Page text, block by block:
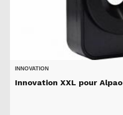
INNOVATION
Innovation XXL pour Alpao